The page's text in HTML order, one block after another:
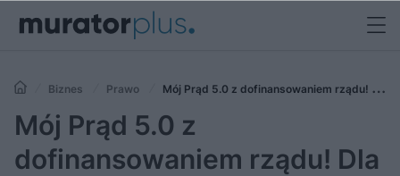
Biznes Prawo
Mój Prąd 5.0 z dofinansowaniem rządu! Dla
kogo program? Jak złożyć wniosek?
Mój Prąd 5.0 z
dofinansowaniem rządu! Dla